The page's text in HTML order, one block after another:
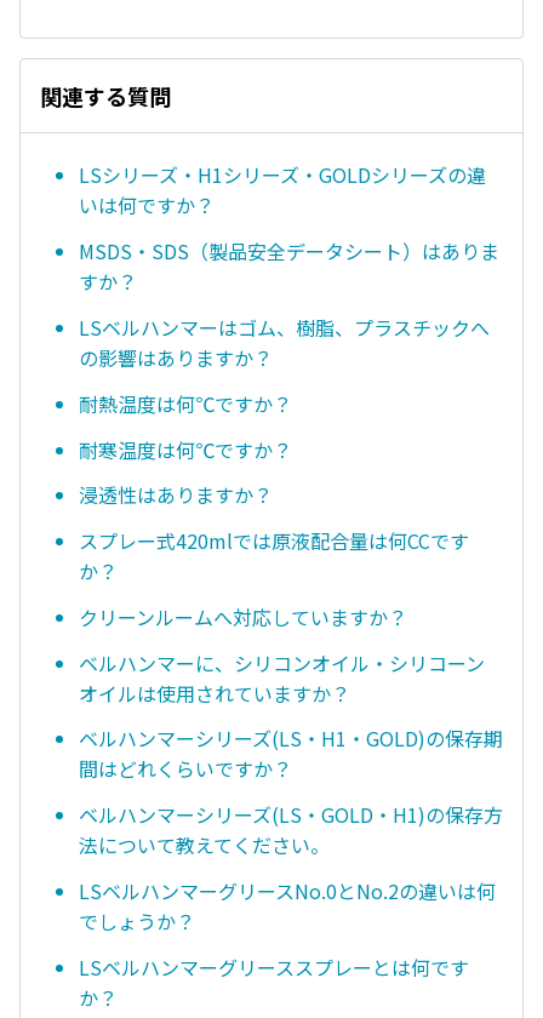
関連する質問
LSシリーズ・H1シリーズ・GOLDシリーズの違
いは何ですか？
MSDS・SDS（製品安全データシート）はありま
すか？
LSベルハンマーはゴム、樹脂、プラスチックへ
の影響はありますか？
耐熱温度は何℃ですか？
耐寒温度は何℃ですか？
浸透性はありますか？
スプレー式420mlでは原液配合量は何CCです
か？
クリーンルームへ対応していますか？
ベルハンマーに、シリコンオイル・シリコーン
オイルは使用されていますか？
ベルハンマーシリーズ(LS・H1・GOLD)の保存期
間はどれくらいですか？
ベルハンマーシリーズ(LS・GOLD・H1)の保存方
法について教えてください。
LSベルハンマーグリースNo.0とNo.2の違いは何
でしょうか？
LSベルハンマーグリーススプレーとは何です
か？